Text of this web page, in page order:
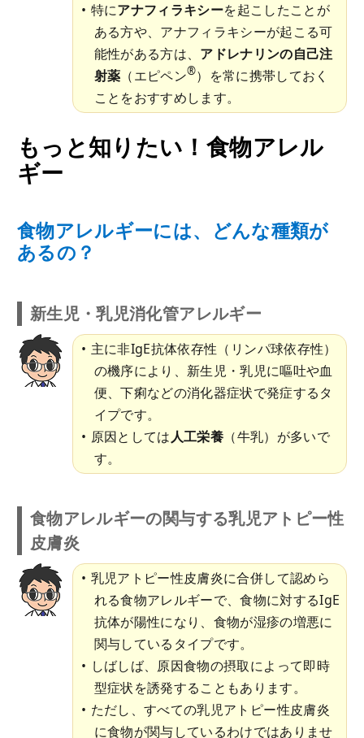
特にアナフィラキシーを起こしたことが
ある方や、アナフィラキシーが起こる可
能性がある方は、 アドレナリンの自己注
射薬 （エピペン®）を常に携帯しておく
ことをおすすめします。
もっと知りたい！食物アレル
ギー
食物アレルギーには、どんな種類が
あるの？
新生児・乳児消化管アレルギー
主に非IgE抗体依存性（リンパ球依存性）
の機序により、新生児・乳児に嘔吐や血
便、下痢などの消化器症状で発症するタ
イプです。
原因としては人工栄養 （牛乳）が多いで
す。
食物アレルギーの関与する乳児アトピー性
皮膚炎
乳児アトピー性皮膚炎に合併して認めら
れる食物アレルギーで、食物に対するIgE
抗体が陽性になり、食物が湿疹の増悪に
関与しているタイプです。
しばしば、原因食物の摂取によって即時
型症状を誘発することもあります。
ただし、すべての乳児アトピー性皮膚炎
に食物が関与しているわけではありませ